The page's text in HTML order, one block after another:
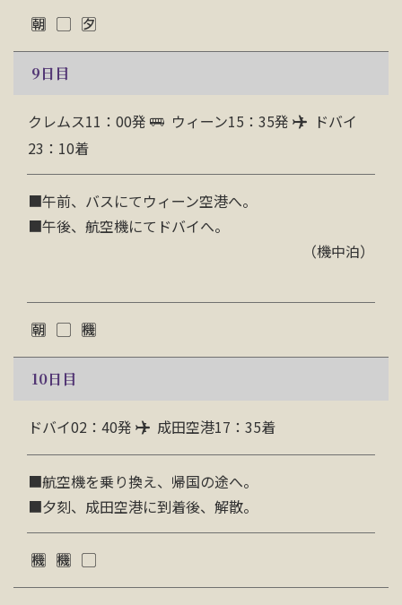
9日目
クレムス11：00発 ウィーン15：35発
ドバイ
23：10着
■午前、バスにてウィーン空港へ。
■午後、航空機にてドバイへ。
（機中泊）
10日目
ドバイ02：40発 成田空港17：35着
■航空機を乗り換え、帰国の途へ。
■夕刻、成田空港に到着後、解散。